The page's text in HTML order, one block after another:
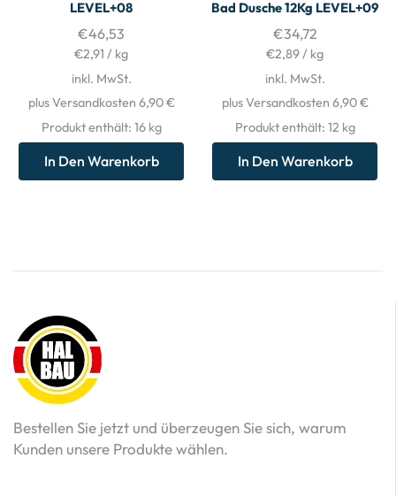
LEVEL+08
€46,53
€2,91 / kg
inkl. MwSt.
plus Versandkosten 6,90 €
Produkt enthält: 16 kg
In Den Warenkorb
Bad Dusche 12Kg LEVEL+09
€34,72
€2,89/ kg
inkl. MwSt.
plus Versandkosten 6,90 €
Produkt enthält: 12 kg
In Den Warenkorb
Bestellen Sie jetzt und überzeugen Sie sich, warum
Kunden unsere Produkte wählen.